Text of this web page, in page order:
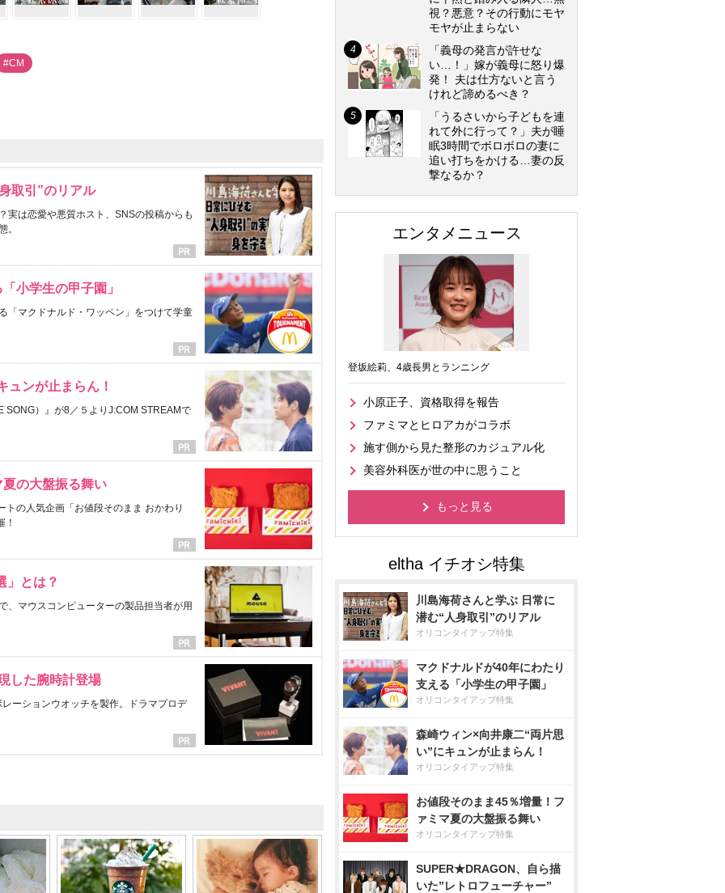
#CM
取引”のリアル
実は恋愛や悪質ホスト、SNSの投稿からも
。
小学生の甲子園」
「マクドナルド・ワッペン」をつけて学童
ュンが止まらん！
SONG）』が8／５よりJ:COM STREAMで
の大盤振る舞い
の人気企画「お値段そのまま おかわり
！
」とは？
、マウスコンピューターの製品担当者が用
した腕時計登場
ーションウオッチを製作。ドラマプロデ
視？悪意？その行動にモヤ
モヤが止まらない
「義母の発言が許せな
い…！」嫁が義母に怒り爆
発！ 夫は仕方ないと言う
けれど諦めるべき？
「うるさいから子どもを連
れて外に行って？」夫が睡
眠3時間でボロボロの妻に
追い打ちをかける…妻の反
撃なるか？
エンタメニュース
登坂絵莉、4歳長男とランニング
小原正子、資格取得を報告
ファミマとヒロアカがコラボ
施す側から見た整形のカジュアル化
美容外科医が世の中に思うこと
もっと見る
川島海荷さんと学ぶ 日常に
潜む“人身取引”のリアル
オリコンタイアップ特集
マクドナルドが40年にわたり
支える「小学生の甲子園」
オリコンタイアップ特集
森崎ウィン×向井康二“両片思
い”にキュンが止まらん！
オリコンタイアップ特集
お値段そのまま45％増量！フ
ァミマ夏の大盤振る舞い
オリコンタイアップ特集
SUPER★DRAGON、自ら描
いた”レトロフューチャー”